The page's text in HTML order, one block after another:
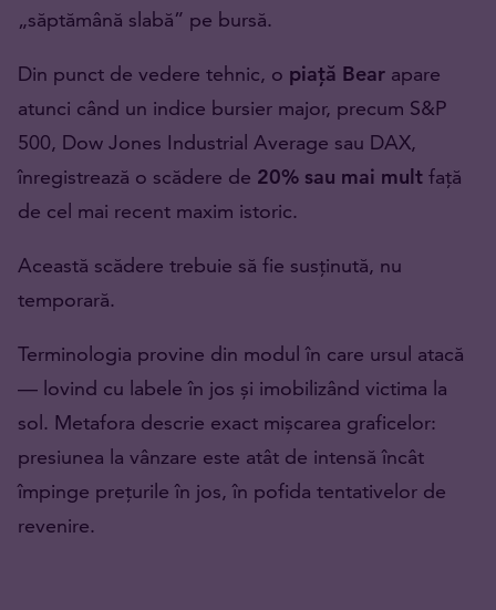
„săptămână slabă” pe bursă.
Din punct de vedere tehnic, o piață Bear apare
atunci când un indice bursier major, precum S&P
500, Dow Jones Industrial Average sau DAX,
înregistrează o scădere de 20% sau mai mult față
de cel mai recent maxim istoric.
Această scădere trebuie să fie susținută, nu
temporară.
Terminologia provine din modul în care ursul atacă
— lovind cu labele în jos și imobilizând victima la
sol. Metafora descrie exact mișcarea graficelor:
presiunea la vânzare este atât de intensă încât
împinge prețurile în jos, în pofida tentativelor de
revenire.